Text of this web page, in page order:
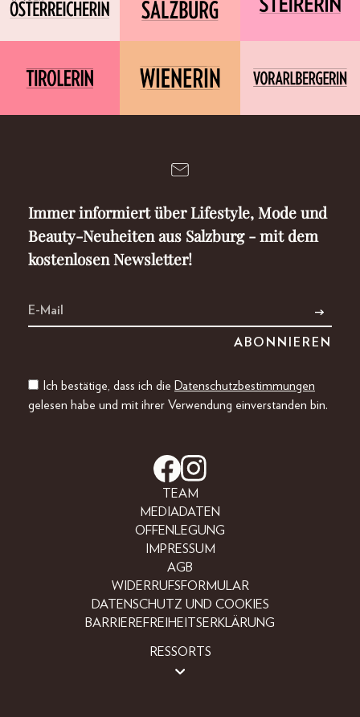
Immer informiert über Lifestyle, Mode und
Beauty-Neuheiten aus Salzburg - mit dem
kostenlosen Newsletter!
Ich bestätige, dass ich die Datenschutzbestimmungen
gelesen habe und mit ihrer Verwendung einverstanden bin.
TEAM
MEDIADATEN
OFFENLEGUNG
IMPRESSUM
AGB
WIDERRUFSFORMULAR
DATENSCHUTZ UND COOKIES
BARRIEREFREIHEITSERKLÄRUNG
RESSORTS